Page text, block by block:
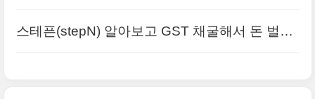
스테픈(stepN) 알아보고 GST 채굴해서 돈 벌어